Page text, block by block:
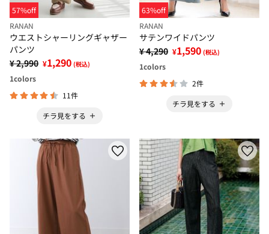
57%off
RANAN
ウエストシャーリングギャザー
パンツ
¥ 2,990 ¥1,290 (税込)
1colors
11件
チラ見をする
63%off
RANAN
サテンワイドパンツ
¥ 4,290 ¥1,590 (税込)
1colors
2件
チラ見をする